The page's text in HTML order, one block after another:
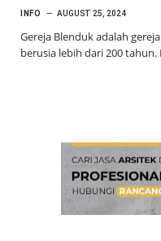
INFO AUGUST 25, 2024
Gereja Blenduk adalah
berusia lebih dari 200